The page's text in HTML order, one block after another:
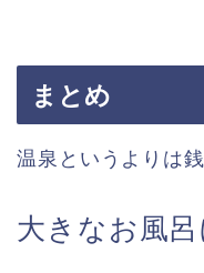
まとめ
温泉というよりは
大きなお風